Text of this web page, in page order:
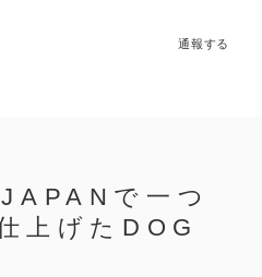
通報する
で一つ
上げたDOG